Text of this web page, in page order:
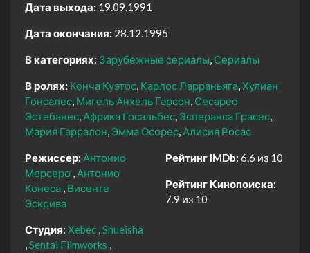
Дата выхода: 19.09.1991
Дата окончания: 28.12.1995
В категориях: Зарубежные сериалы Сериалы
В ролях: Конча Куэтос Карлос Ларраньяга Хулиан
Гонсалес Мигель Анхель Гарсон Сесарео
Эстебанес Африка Госальбес Эсперанса Грасес
Мария Гарралон Эмма Осорес Алисия Росас
Режиссер: Антонио
Мерсеро
Антонио
Конеса Висенте
Эскрива
Студия: Xebec Shueisha
Sentai Filmworks
Рейтинг IMDb: 6.6 из 10
Рейтинг Кинопоиска:
7.9 из 10